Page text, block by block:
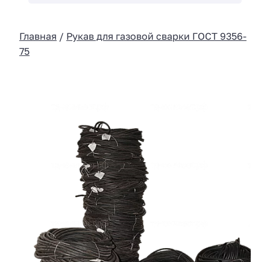
Главная / Рукав для газовой сварки ГОСТ 9356-
75